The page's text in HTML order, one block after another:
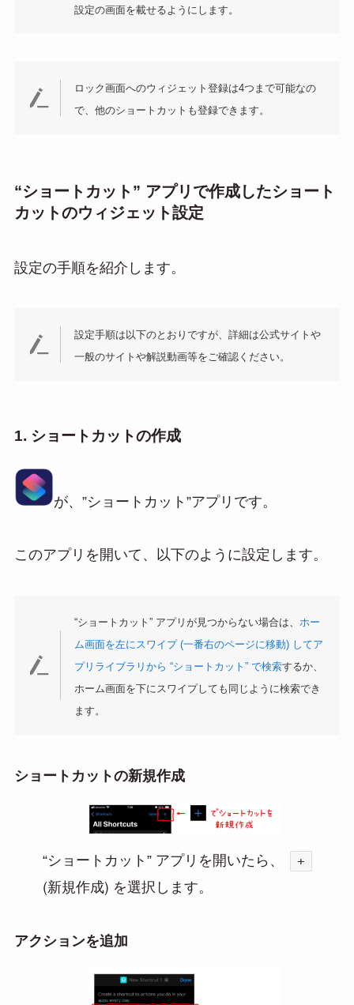
設定の画面を載せるようにします。
ロック画面へのウィジェット登録は4つまで可能なの
で、他のショートカットも登録できます。
“ショートカット” アプリで作成したショート
カットのウィジェット設定
設定の手順を紹介します。
設定手順は以下のとおりですが、詳細は公式サイトや
一般のサイトや解説動画等をご確認ください。
1. ショートカットの作成
が、”ショートカット”アプリです。
このアプリを開いて、以下のように設定します。
“ショートカット” アプリが見つからない場合は、ホー
ム画面を左にスワイプ (一番右のページに移動) してア
プリライブラリから “ショートカット” で検索するか、
ホーム画面を下にスワイプしても同じように検索でき
ます。
ショートカットの新規作成
“ショートカット” アプリを開いたら、 +
(新規作成) を選択します。
アクションを追加